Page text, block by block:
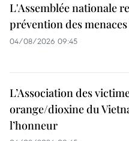
L'Assemblée nationale
prévention des
04/08/2026 09:45
L’Association des
orange/dioxine du
l’honneur